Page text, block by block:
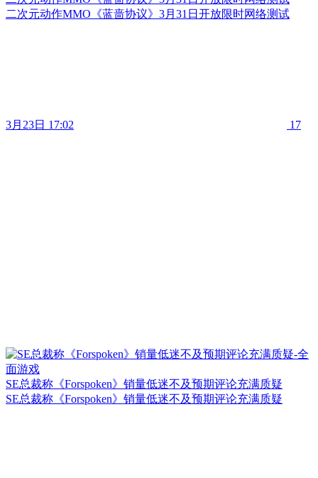
二次元动作MMO《蓝啬协议》3月31日开放限时网络测试
3月23日 17:02 17
SE总裁称《Forspoken》销量低迷不及预期评论充满质疑
SE总裁称《Forspoken》销量低迷不及预期评论充满质疑